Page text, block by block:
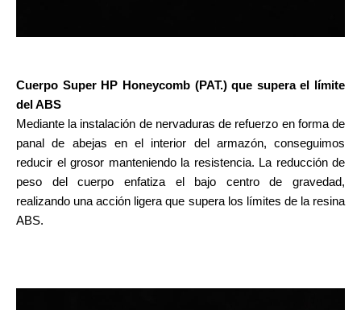
Cuerpo Super HP Honeycomb (PAT.) que supera el límite
del ABS
Mediante la instalación de nervaduras de refuerzo en forma de
panal de abejas en el interior del armazón, conseguimos
reducir el grosor manteniendo la resistencia. La reducción de
peso del cuerpo enfatiza el bajo centro de gravedad,
realizando una acción ligera que supera los límites de la resina
ABS.